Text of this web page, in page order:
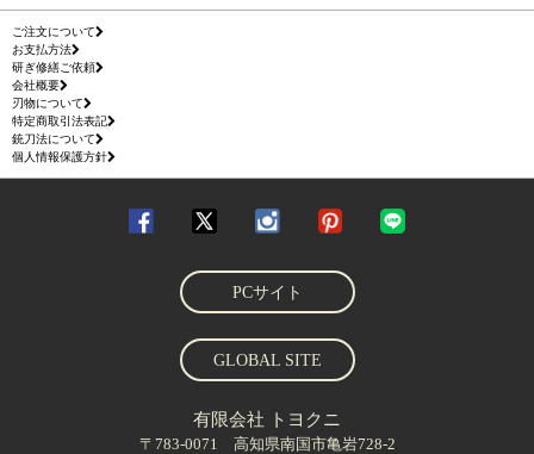
ご注文について
お支払方法
研ぎ修繕ご依頼
会社概要
刃物について
特定商取引法表記
銃刀法について
個人情報保護方針
PCサイト
GLOBAL SITE
有限会社 トヨクニ
〒783-0071 高知県南国市亀岩728-2